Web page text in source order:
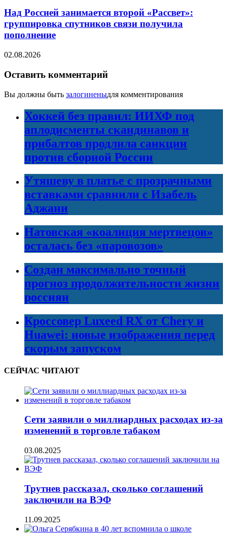
Над Россией занимается второй «Рассвет»:
группировка спутников связи получила
пополнение
02.08.2026
Оставить комментарий
Вы должны быть залогиненыдля комментирования
Хоккей без правил: ИИХФ под
аплодисменты скандинавов и
прибалтов продлила санкции
против сборной России
Утяшеву в платье с прозрачными
вставками сравнили с Изабель
Аджани
Натовская «коалиция мертвецов»
осталась без «паровозов»
Создан максимально точный
прогноз продолжительности жизни
россиян
Кроссовер Luxeed RX от Chery и
Huawei: новые изображения перед
скорым запуском
СЕЙЧАС ЧИТАЮТ
Сети заявили о миллиардных расходах из-за
изменений в торговле табаком
03.08.2025
Трутнев рассказал, сколько соглашений
заключили на ВЭФ
11.09.2025